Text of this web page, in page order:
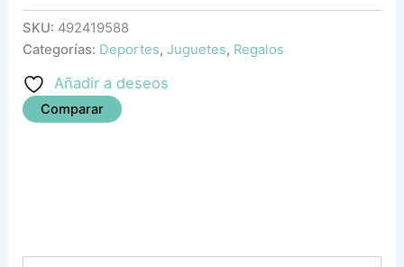
SKU: 492419588
Categorías: Deportes,Juguetes, Regalos
Añadir a deseos
Comparar